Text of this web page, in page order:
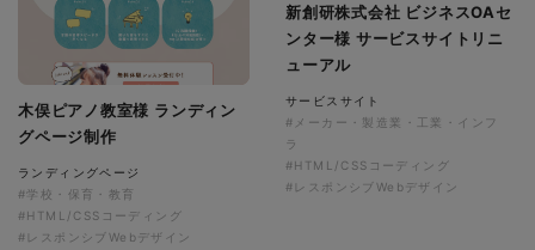
新創研株式会社 ビジネスOAセ
ンター様 サービスサイトリニ
ューアル
サービスサイト
#メーカー・製造業・工業・インフ
ラ
#HTML/CSSコーディング
#レスポンシブWebデザイン
木俣ピアノ教室様 ランディン
グページ制作
ランディングページ
#学校・保育・教育
#HTML/CSSコーディング
#レスポンシブWebデザイン